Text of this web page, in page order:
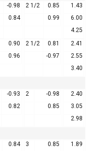
-0.98
0.84
2 1/2
0.85
0.99
1.43
6.00
4.25
0.90
0.96
2 1/2
0.81
-0.97
2.41
2.55
3.40
-0.93
0.82
2
-0.98
0.85
2.40
3.05
2.98
0.84 3 0.85 1.89